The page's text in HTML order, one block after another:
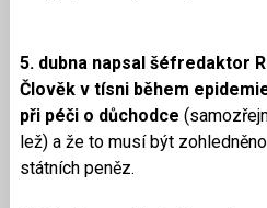
5. dubna napsal šéfredaktor
Člověk v tísni během
při péči o důchodce
lež) a že to musí být
státních peněz.